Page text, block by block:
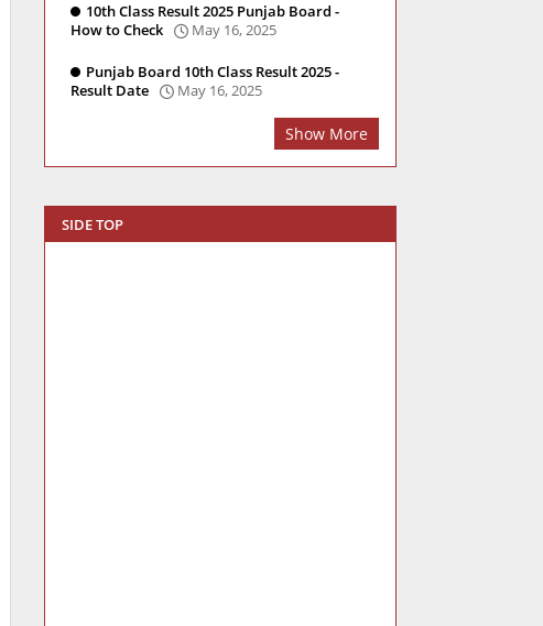
10th Class Result 2025 Punjab Board -
How to Check
May 16, 2025
Punjab Board 10th Class Result 2025 -
Result Date
May 16, 2025
Show More
SIDE TOP